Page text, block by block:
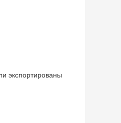
экспортированы